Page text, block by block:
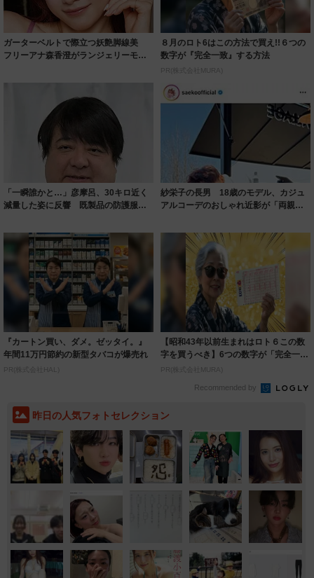
ガーターベルトで際立つ妖艶脚線美
フリーアナ森香澄がランジェリーモデ
８月のロト6はこの方法で買え!!６つの
数字が『完全一致』する方法
PR(株式会社MURA)
「一瞬誰かと…」彦摩呂、30キロ近く
減量した姿に反響 既製品の防護服が
紗栄子の長男 18歳のモデル、カジュ
アルコーデのおしゃれ近影が「両親の
『カートン買い、ダメ。ゼッタイ。』
年間11万円節約の新型タバコが爆売れ
PR(株式会社HAL)
【昭和43年以前生まれはロト６この数
字を買うべき】6つの数字が「完全一
致」する方...
PR(株式会社MURA)
Recommended by
昨日の人気フォトセレクション